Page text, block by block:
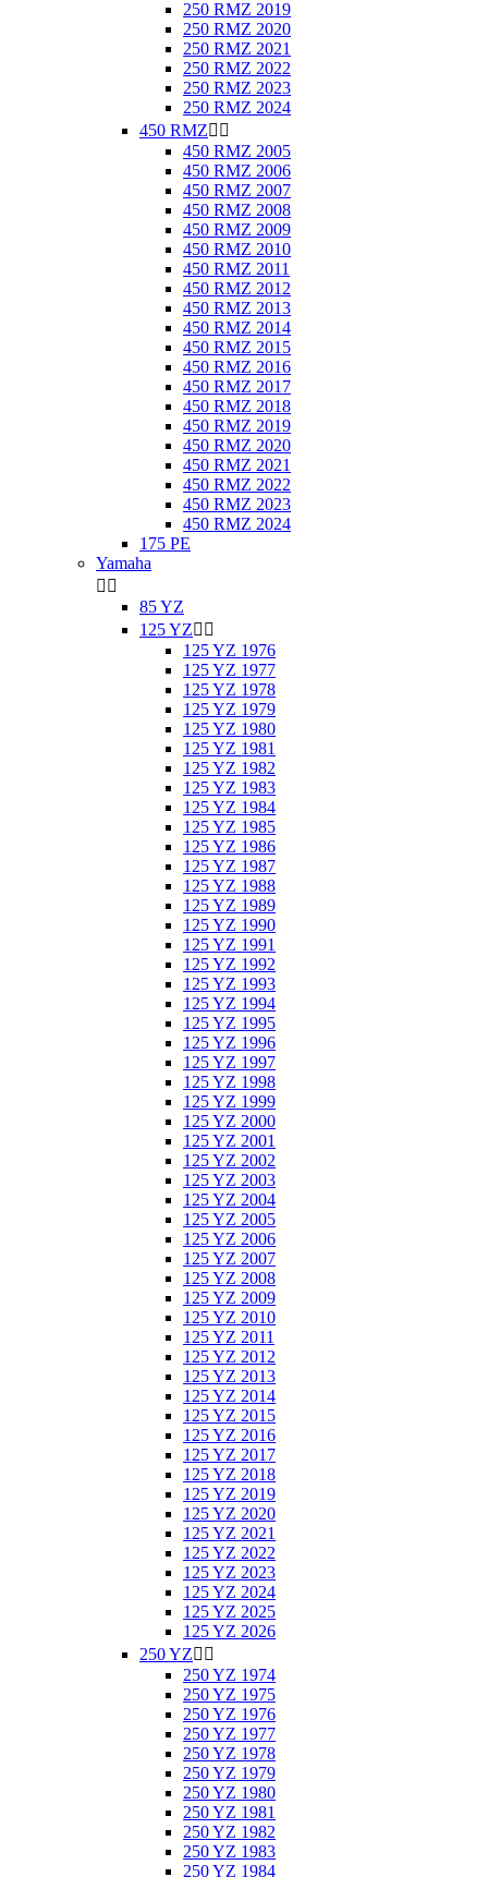
250 RMZ 2019
250 RMZ 2020
250 RMZ 2021
250 RMZ 2022
250 RMZ 2023
250 RMZ 2024
450 RMZ 
450 RMZ 2005
450 RMZ 2006
450 RMZ 2007
450 RMZ 2008
450 RMZ 2009
450 RMZ 2010
450 RMZ 2011
450 RMZ 2012
450 RMZ 2013
450 RMZ 2014
450 RMZ 2015
450 RMZ 2016
450 RMZ 2017
450 RMZ 2018
450 RMZ 2019
450 RMZ 2020
450 RMZ 2021
450 RMZ 2022
450 RMZ 2023
450 RMZ 2024
175 PE
Yamaha
 
85 YZ
125 YZ 
125 YZ 1976
125 YZ 1977
125 YZ 1978
125 YZ 1979
125 YZ 1980
125 YZ 1981
125 YZ 1982
125 YZ 1983
125 YZ 1984
125 YZ 1985
125 YZ 1986
125 YZ 1987
125 YZ 1988
125 YZ 1989
125 YZ 1990
125 YZ 1991
125 YZ 1992
125 YZ 1993
125 YZ 1994
125 YZ 1995
125 YZ 1996
125 YZ 1997
125 YZ 1998
125 YZ 1999
125 YZ 2000
125 YZ 2001
125 YZ 2002
125 YZ 2003
125 YZ 2004
125 YZ 2005
125 YZ 2006
125 YZ 2007
125 YZ 2008
125 YZ 2009
125 YZ 2010
125 YZ 2011
125 YZ 2012
125 YZ 2013
125 YZ 2014
125 YZ 2015
125 YZ 2016
125 YZ 2017
125 YZ 2018
125 YZ 2019
125 YZ 2020
125 YZ 2021
125 YZ 2022
125 YZ 2023
125 YZ 2024
125 YZ 2025
125 YZ 2026
250 YZ 
250 YZ 1974
250 YZ 1975
250 YZ 1976
250 YZ 1977
250 YZ 1978
250 YZ 1979
250 YZ 1980
250 YZ 1981
250 YZ 1982
250 YZ 1983
250 YZ 1984